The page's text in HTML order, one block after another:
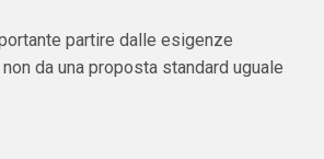
partire dalle esigenze
da una proposta standard uguale